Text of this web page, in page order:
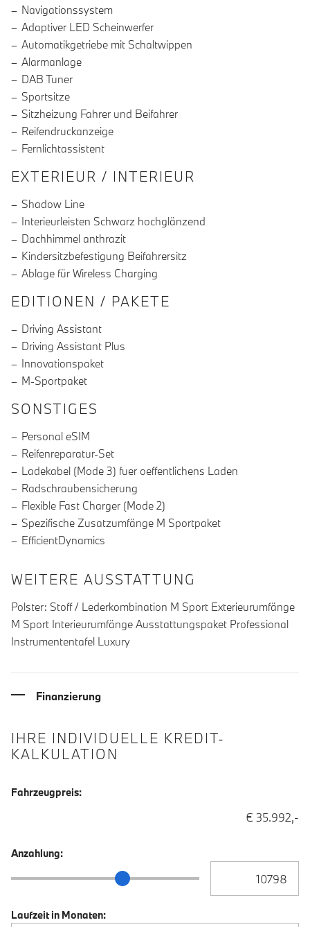
Navigationssystem
Adaptiver LED Scheinwerfer
Automatikgetriebe mit Schaltwippen
Alarmanlage
DAB Tuner
Sportsitze
Sitzheizung Fahrer und Beifahrer
Reifendruckanzeige
Fernlichtassistent
EXTERIEUR / INTERIEUR
Shadow Line
Interieurleisten Schwarz hochglänzend
Dachhimmel anthrazit
Kindersitzbefestigung Beifahrersitz
Ablage für Wireless Charging
EDITIONEN / PAKETE
Driving Assistant
Driving Assistant Plus
Innovationspaket
M-Sportpaket
SONSTIGES
Personal eSIM
Reifenreparatur-Set
Ladekabel (Mode 3) fuer oeffentlichens Laden
Radschraubensicherung
Flexible Fast Charger (Mode 2)
Spezifische Zusatzumfänge M Sportpaket
EfficientDynamics
WEITERE AUSSTATTUNG
Polster: Stoff / Lederkombination M Sport Exterieurumfänge
M Sport Interieurumfänge Ausstattungspaket Professional
Instrumententafel Luxury
Finanzierung
IHRE INDIVIDUELLE KREDIT-
KALKULATION
Fahrzeugpreis:
€ 35.992,-
Anzahlung:
Anzahlung Schieberegler
Laufzeit in Monaten: